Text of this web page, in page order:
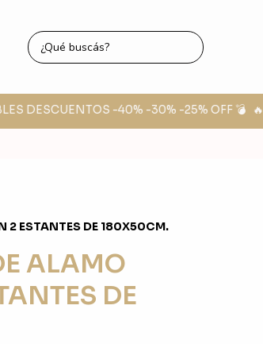
DESCUENTOS -40% -30% -25% OFF 💣 🔥
2 ESTANTES DE 180X50CM.
ALAMO
DE